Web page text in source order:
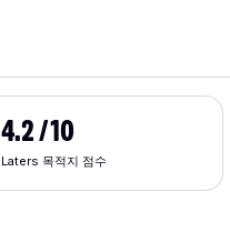
Laters 목적지 점수
4.2 / 10